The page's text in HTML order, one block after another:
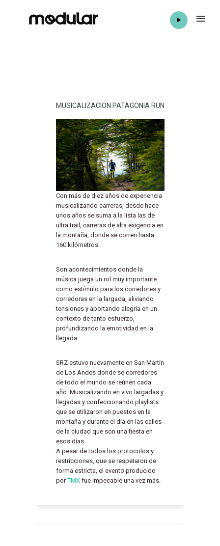
MUSICALIZACION PATAGONIA RUN
Con más de diez años de experiencia
musicalizando carreras, desde hace
unos años se suma a la lista las de
ultra trail, carreras de alta exigencia en
la montaña, donde se corren hasta
160 kilómetros.
Son acontecimientos donde la
música juega un rol muy importante
como estímulo para los corredores y
corredoras en la largada, aliviando
tensiones y aportando alegría en un
contexto de tanto esfuerzo,
profundizando la emotividad en la
llegada.
SRZ estuvo nuevamente en San Martín
de Los Andes donde se corredores
de todo el mundo se reúnen cada
año. Musicalizando en vivo largadas y
llegadas y confeccionando playlists
que se utilizaron en puestos en la
montaña y durante el día en las calles
de la ciudad que son una fiesta en
esos días.
A pesar de todos los protocolos y
restricciones, que se respetaron de
forma estricta, el evento producido
porTMX fue impecable una vez más.